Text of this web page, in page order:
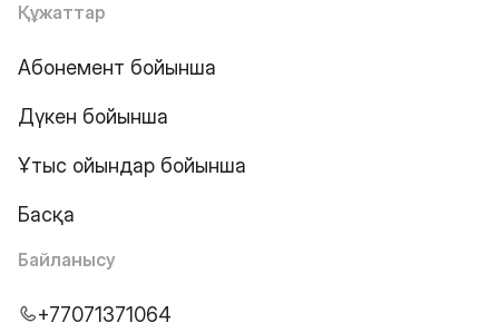
Құжаттар
Абонемент бойынша
Дүкен бойынша
Ұтыс ойындар бойынша
Басқа
Байланысу
+77071371064